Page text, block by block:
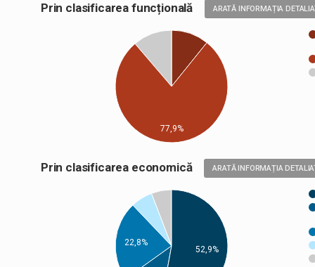
Prin clasificarea funcțională ARATĂ INFORMAȚIA
77,9%
Prin clasificarea economică ARATĂ INFORMAȚIA
22,8%
52,9%